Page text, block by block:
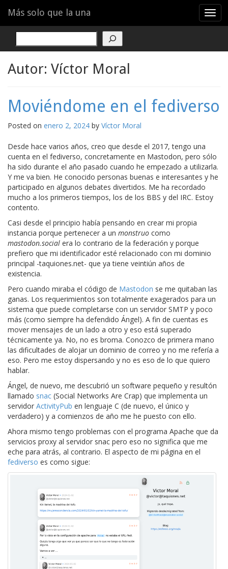
Menu
content
T
o
l
g
o
n
Más solo que la una
Buscar
Autor: Víctor Moral
Moviéndome en el fediverso
Posted on enero 2, 2024 by Víctor Moral
Desde hace varios años, creo que desde el 2017, tengo una
cuenta en el fediverso, concretamente en Mastodon, pero sólo
ha sido durante el año pasado cuando he empezado a utilizarla.
Y me va bien. He conocido personas buenas e interesantes y he
participado en algunos debates divertidos. Me ha recordado
mucho a los primeros tiempos, los de los BBS y del IRC. Estoy
contento.
Casi desde el principio había pensando en crear mi propia
instancia porque pertenecer a un monstruo como
mastodon.social era lo contrario de la federación y porque
prefiero que mi identificador esté relacionado con mi dominio
principal -taquiones.net- que ya tiene veintiún años de
existencia.
Pero cuando miraba el código de Mastodon se me quitaban las
ganas. Los requerimientos son totalmente exagerados para un
sistema que puede completarse con un servidor SMTP y poco
más (como siempre ha defendido Ángel). A fin de cuentas es
mover mensajes de un lado a otro y eso está superado
técnicamente ya. No, no es broma. Conozco de primera mano
las dificultades de alojar un dominio de correo y no me refería a
eso. Pero me estoy dispersando y no es eso de lo que quiero
hablar.
Ángel, de nuevo, me descubrió un software pequeño y resultón
llamado snac (Social Networks Are Crap) que implementa un
servidor ActivityPub en lenguaje C (de nuevo, el único y
verdadero) y a comienzos de año me he puesto con ello.
Ahora mismo tengo problemas con el programa Apache que da
servicios proxy al servidor snac pero eso no significa que me
eche para atrás, al contrario. El aspecto de mi página en el
fediverso es como sigue: